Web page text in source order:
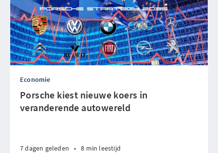
Economie
Porsche kiest nieuwe koers in
veranderende autowereld
7 dagen geleden • 8 min leestijd